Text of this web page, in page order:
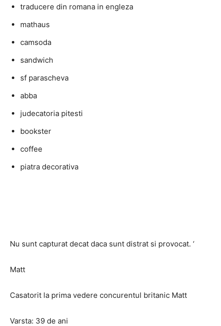
traducere din romana in engleza
mathaus
camsoda
sandwich
sf parascheva
abba
judecatoria pitesti
bookster
coffee
piatra decorativa
Nu sunt capturat decat daca sunt distrat si provocat. ‘
Matt
Casatorit la prima vedere concurentul britanic Matt
Varsta: 39 de ani